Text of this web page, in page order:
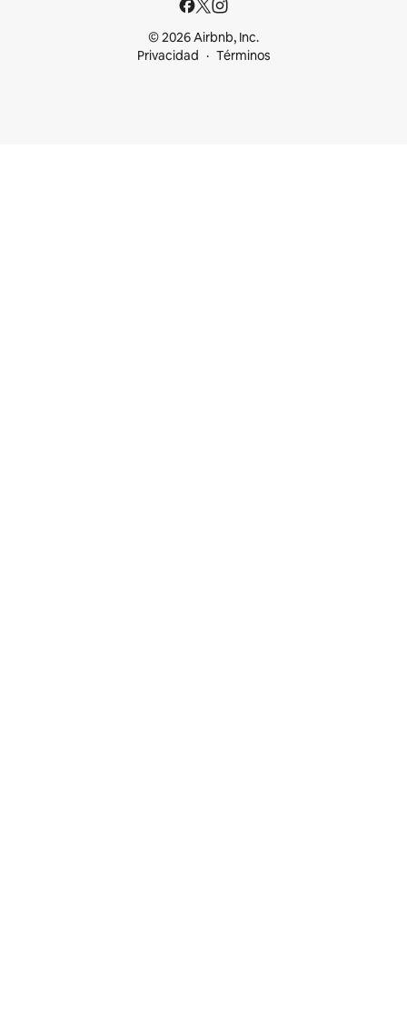
© 2026 Airbnb, Inc.
Privacidad
Términos